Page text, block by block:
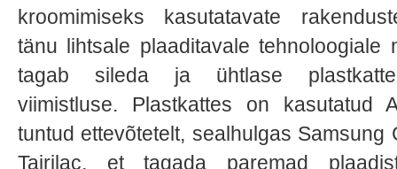
kroomimiseks kasutatavate
tänu lihtsale plaaditavale tehnoloogiale
tagab sileda ja ühtlase
viimistluse. Plastkattes on kasutatud
tuntud ettevõtetelt, sealhulgas
Tairilac, et tagada paremad